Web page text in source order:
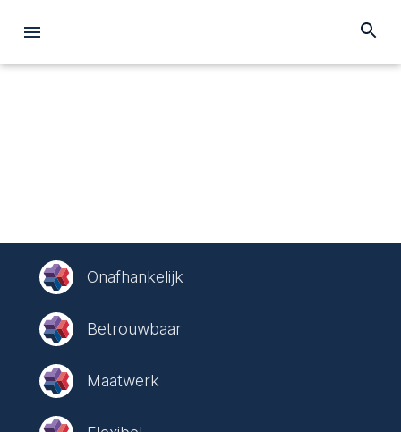
Onafhankelijk
Betrouwbaar
Maatwerk